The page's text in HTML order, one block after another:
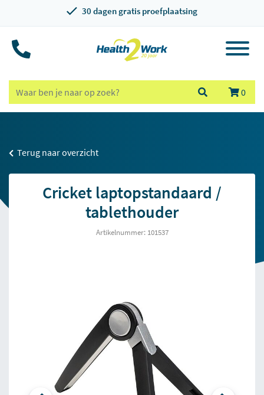
30 dagen gratis proefplaatsing
0
Terug naar overzicht
Cricket laptopstandaard /
tablethouder
Artikelnummer: 101537